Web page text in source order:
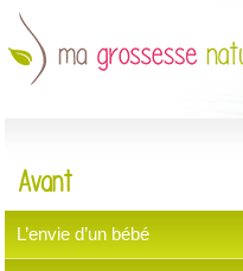
Avant
L’envie d’un bébé